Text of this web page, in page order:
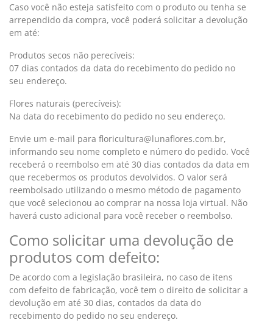
Caso você não esteja satisfeito com o produto ou tenha se
arrependido da compra, você poderá solicitar a devolução
em até:
Produtos secos não perecíveis:
07 dias contados da data do recebimento do pedido no
seu endereço.
Flores naturais (perecíveis):
Na data do recebimento do pedido no seu endereço.
Envie um e-mail para floricultura@lunaflores.com.br,
informando seu nome completo e número do pedido. Você
receberá o reembolso em até 30 dias contados da data em
que recebermos os produtos devolvidos. O valor será
reembolsado utilizando o mesmo método de pagamento
que você selecionou ao comprar na nossa loja virtual. Não
haverá custo adicional para você receber o reembolso.
Como solicitar uma devolução de
produtos com defeito:
De acordo com a legislação brasileira, no caso de itens
com defeito de fabricação, você tem o direito de solicitar a
devolução em até 30 dias, contados da data do
recebimento do pedido no seu endereço.